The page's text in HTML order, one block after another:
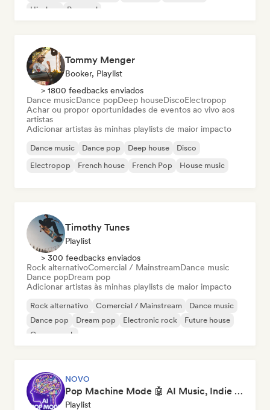
Hip-hop
Pop soul
Tommy Menger
Booker, Playlist
> 1800 feedbacks enviados
Dance musicDance popDeep houseDiscoElectropop
Achar ou propor oportunidades de eventos ao vivo aos
artistas
Adicionar artistas às minhas playlists de maior impacto
Dance music Dance pop Deep house
Disco
Electropop
French house French Pop House music
Timothy Tunes
Playlist
> 300 feedbacks enviados
Rock alternativoComercial / MainstreamDance music
Dance popDream pop
Adicionar artistas às minhas playlists de maior impacto
Rock alternativo Comercial / Mainstream
Dance music
Dance pop
Dream pop Electronic rock
Future house
Garage rock
NOVO
Pop Machine Mode 🤖 AI Music, Indie Pop & Dream Pop
Playlist